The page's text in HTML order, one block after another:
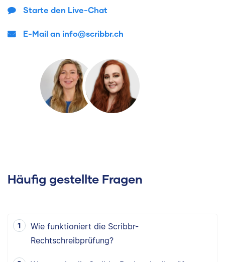
Starte den Live-Chat
E-Mail an info@scribbr.ch
Häufig gestellte Fragen
Wie funktioniert die Scribbr-
Rechtschreibprüfung?